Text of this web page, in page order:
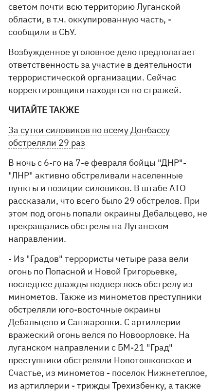
светом почти всю территорию Луганской
области, в т.ч. оккупированную часть, -
сообщили в СБУ.
Возбужденное уголовное дело предполагает
ответственность за участие в деятельности
террористической организации. Сейчас
корректировщики находятся по стражей.
ЧИТАЙТЕ ТАКЖЕ
За сутки силовиков по всему Донбассу
обстреляли 29 раз
В ночь с 6-го на 7-е февраля бойцы "ДНР"-
"ЛНР" активно обстреливали населенные
пункты и позиции силовиков. В штабе АТО
рассказали, что всего было 29 обстрелов. При
этом под огонь попали окраины Дебальцево, не
прекращались обстрелы на Луганском
направлении.
- Из "Градов" террористы четыре раза вели
огонь по Попасной и Новой Григорьевке,
последнее дважды подверглось обстрелу из
минометов. Также из минометов преступники
обстреляли юго-восточные окраины
Дебальцево и Санжаровки. С артиллерии
вражеский огонь велся по Новоорловке. На
луганском направлении с БМ-21 "Град"
преступники обстреляли Новотошковское и
Счастье, из минометов - поселок Нижнетеплое,
из артиллерии - трижды Трехизбенку, а также